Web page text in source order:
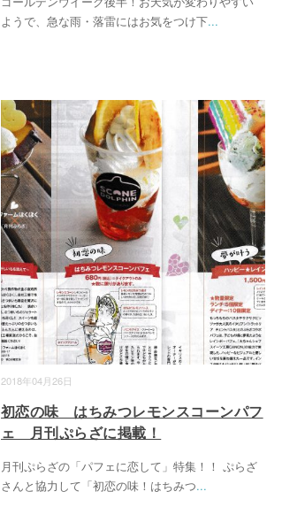
ようで、急な雨・落雷にはお気をつけ下...
2018年04月26日
初恋の味 はちみつレモンスコーンパフ
ェ 月刊ぷらざに掲載！
月刊ぷらざの「パフェに恋して」特集！！ ぷらざ
さんと協力して「初恋の味！はちみつ...